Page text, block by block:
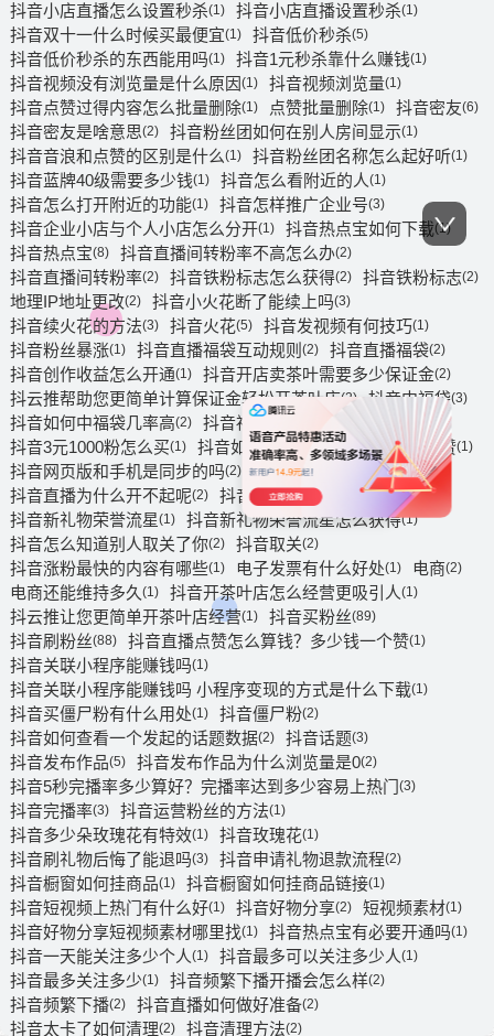
抖音小店直播怎么设置秒杀(1) 抖音小店直播设置秒杀(1)
抖音双十一什么时候买最便宜(1) 抖音低价秒杀(5)
抖音低价秒杀的东西能用吗(1) 抖音1元秒杀靠什么赚钱(1)
抖音视频没有浏览量是什么原因(1) 抖音视频浏览量(1)
抖音点赞过得内容怎么批量删除(1) 点赞批量删除(1) 抖音密友(6)
抖音密友是啥意思(2) 抖音粉丝团如何在别人房间显示(1)
抖音音浪和点赞的区别是什么(1) 抖音粉丝团名称怎么起好听(1)
抖音蓝牌40级需要多少钱(1) 抖音怎么看附近的人(1)
抖音怎么打开附近的功能(1) 抖音怎样推广企业号(3)
抖音企业小店与个人小店怎么分开(1) 抖音热点宝如何下载(1)
抖音热点宝(8) 抖音直播间转粉率不高怎么办(2)
抖音直播间转粉率(2) 抖音铁粉标志怎么获得(2) 抖音铁粉标志(2)
地理IP地址更改(2) 抖音小火花断了能续上吗(3)
抖音续火花的方法(3) 抖音火花(5) 抖音发视频有何技巧(1)
抖音粉丝暴涨(1) 抖音直播福袋互动规则 (2) 抖音直播福袋(2)
抖音创作收益怎么开通(1) 抖音开店卖茶叶需要多少保证金(2)
抖云推帮助您更简单计算保证金轻松开茶叶店(2) 抖音中福袋(3)
抖音如何中福袋几率高(2) 抖音福袋怎么抽带
抖音3元1000粉怎么买(1) 抖音如何涨粉(6) 抖音怎么快速点赞(1)
抖音网页版和手机是同步的吗(2) 抖音运营技巧有哪些(2)
抖音直播为什么开不起呢(2) 抖音新礼物(3)
抖音新礼物荣誉流星(1) 抖音新礼物荣誉流星怎么获得(1)
抖音怎么知道别人取关了你(2) 抖音取关(2)
抖音涨粉最快的内容有哪些(1) 电子发票有什么好处(1) 电商(2)
电商还能维持多久 (1) 抖音开茶叶店怎么经营更吸引人(1)
抖云推让您更简单开茶叶店经营(1) 抖音买粉丝(89)
抖音刷粉丝(88) 抖音直播点赞怎么算钱？多少钱一个赞(1)
抖音关联小程序能赚钱吗(1)
抖音关联小程序能赚钱吗 小程序变现的方式是什么下载(1)
抖音买僵尸粉有什么用处(1) 抖音僵尸粉(2)
抖音如何查看一个发起的话题数据(2) 抖音话题(3)
抖音发布作品(5) 抖音发布作品为什么浏览量是0(2)
抖音5秒完播率多少算好？完播率达到多少容易上热门(3)
抖音完播率(3) 抖音运营粉丝的方法(1)
抖音多少朵玫瑰花有特效(1) 抖音玫瑰花(1)
抖音刷礼物后悔了能退吗(3) 抖音申请礼物退款流程(2)
抖音橱窗如何挂商品(1) 抖音橱窗如何挂商品链接(1)
抖音短视频上热门有什么好(1) 抖音好物分享(2) 短视频素材(1)
抖音好物分享短视频素材哪里找(1) 抖音热点宝有必要开通吗(1)
抖音一天能关注多少个人(1) 抖音最多可以关注多少人(1)
抖音最多关注多少(1) 抖音频繁下播开播会怎么样(2)
抖音频繁下播(2) 抖音直播如何做好准备(2)
抖音太卡了如何清理(2) 抖音清理方法(2)